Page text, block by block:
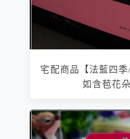
宅配商品【法藍四
如含苞花